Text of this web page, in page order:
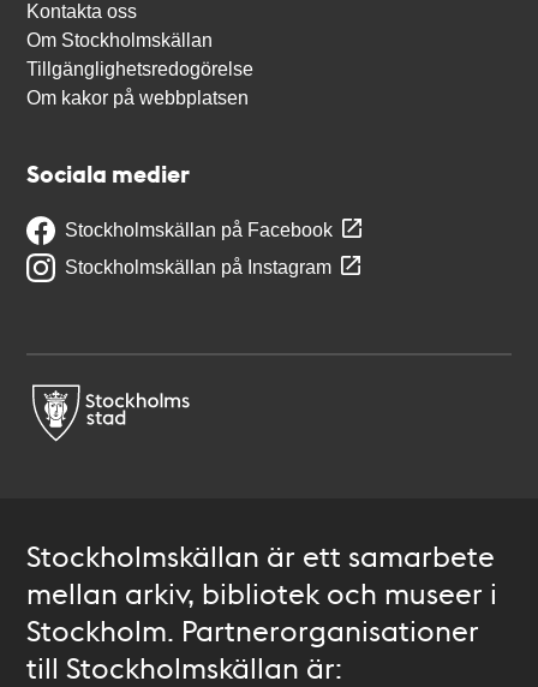
Kontakta oss
Om Stockholmskällan
Tillgänglighetsredogörelse
Om kakor på webbplatsen
Sociala medier
Stockholmskällan på Facebook
Stockholmskällan på Instagram
Stockholmskällan är ett samarbete
mellan arkiv, bibliotek och museer i
Stockholm. Partnerorganisationer
till Stockholmskällan är: